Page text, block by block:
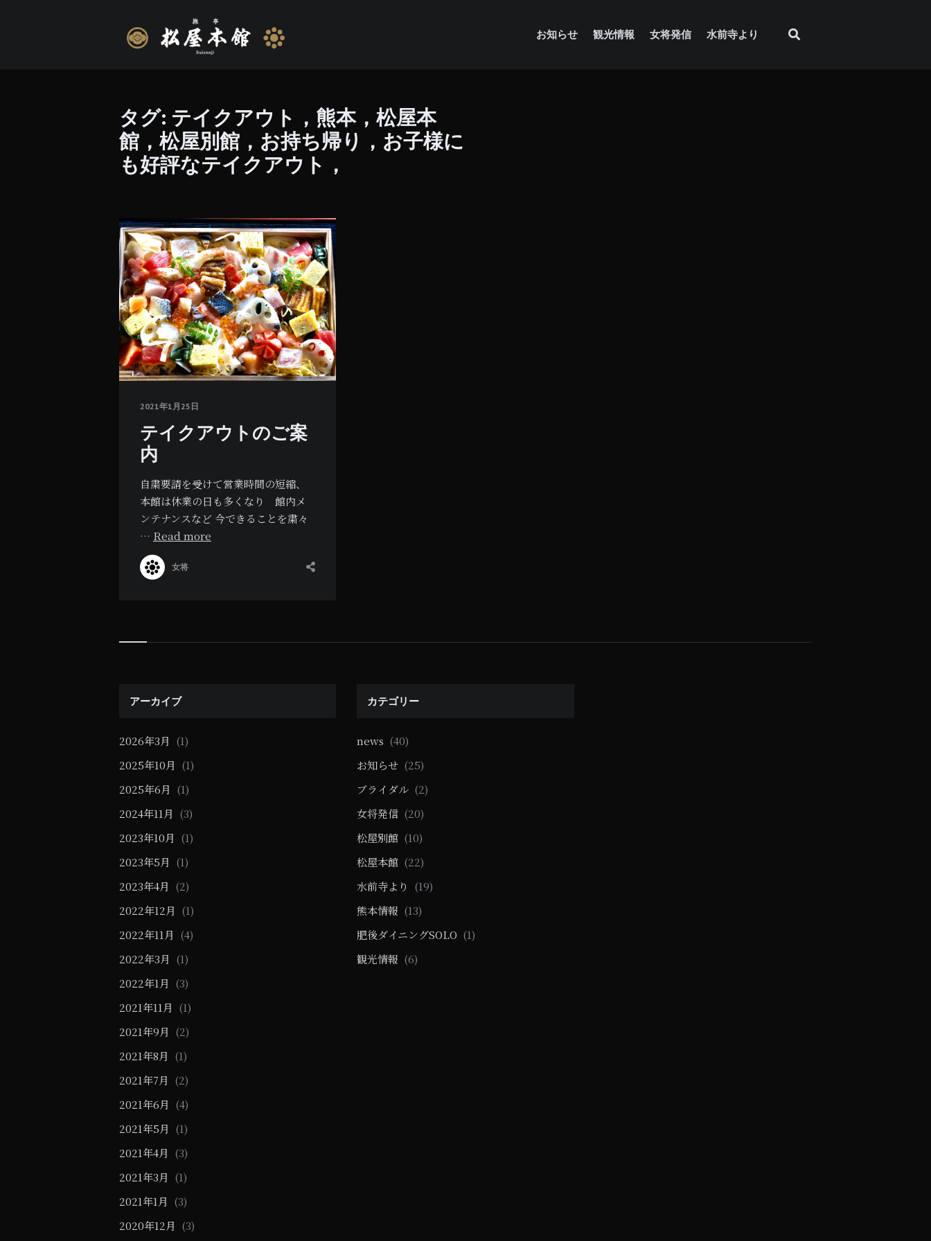
お知らせ 観光情報 女将発信 水前寺より
タグ: テイクアウト，熊本，松屋本
館，松屋別館，お持ち帰り，お子様に
も好評なテイクアウト，
2021年1月25日
テイクアウトのご案
内
自粛要請を受けて営業時間の短縮、
本館は休業の日も多くなり 館内メ
ンテナンスなど 今できることを粛々
… Read more
女将
Widgets
アーカイブ
2026年3月 (1)
2025年10月 (1)
2025年6月 (1)
2024年11月 (3)
2023年10月 (1)
2023年5月 (1)
2023年4月 (2)
2022年12月 (1)
2022年11月 (4)
2022年3月 (1)
2022年1月 (3)
2021年11月 (1)
2021年9月 (2)
2021年8月 (1)
2021年7月 (2)
2021年6月 (4)
2021年5月 (1)
2021年4月 (3)
2021年3月 (1)
2021年1月 (3)
2020年12月 (3)
カテゴリー
news (40)
お知らせ (25)
ブライダル (2)
女将発信 (20)
松屋別館 (10)
松屋本館 (22)
水前寺より
(19)
熊本情報 (13)
肥後ダイニングSOLO (1)
観光情報 (6)